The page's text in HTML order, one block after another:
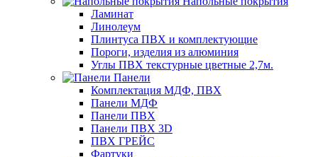
Ламинат
Линолеум
Плинтуса ПВХ и комплектующие
Пороги, изделия из алюминия
Углы ПВХ текстурные цветные 2,7м.
Панели
Комплектация МДФ, ПВХ
Панели МДФ
Панели ПВХ
Панели ПВХ 3D
ПВХ ГРЕЙС
Фартуки